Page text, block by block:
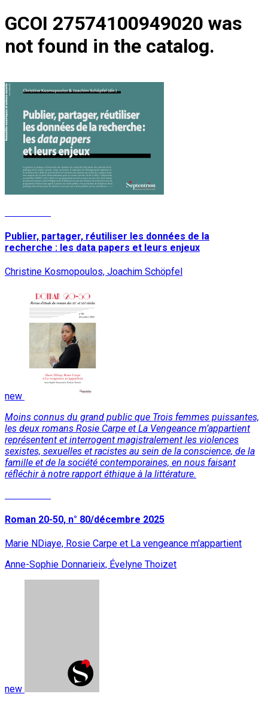
GCOI 27574100949020 was
not found in the catalog.
Publier, partager, réutiliser les données de la
recherche : les data papers et leurs enjeux
Christine Kosmopoulos, Joachim Schöpfel
new
Moins connus du grand public que Trois femmes puissantes,
les deux romans Rosie Carpe et La Vengeance m’appartient
représentent et interrogent magistralement les violences
sexistes, sexuelles et racistes au sein de la conscience, de la
famille et de la société contemporaines, en nous faisant
réfléchir à notre rapport éthique à la littérature.
Roman 20-50, n° 80/décembre 2025
Marie NDiaye, Rosie Carpe et La vengeance m'appartient
Anne-Sophie Donnarieix, Évelyne Thoizet
new